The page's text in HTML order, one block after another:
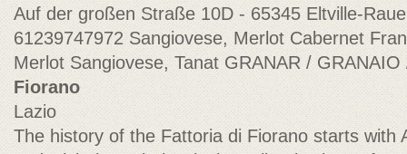
Auf der großen Straße 10D - 65345 Eltville-
61239747972 Sangiovese, Merlot Cabernet
Merlot Sangiovese, Tanat GRANAR /
Fiorano
Lazio
The history of the Fattoria di Fiorano starts with